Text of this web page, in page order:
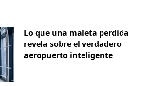
Lo que una maleta perdida
revela sobre el verdadero
aeropuerto inteligente